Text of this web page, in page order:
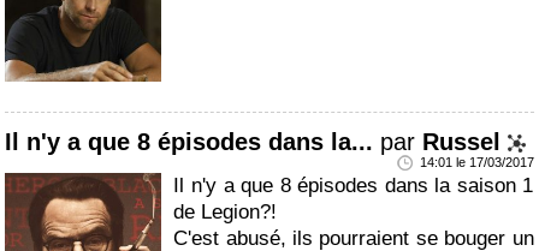
Il n'y a que 8 épisodes dans la... par Russel
14:01 le 17/03/2017
Il n'y a que 8 épisodes dans la saison 1
de Legion?!
C'est abusé, ils pourraient se bouger un